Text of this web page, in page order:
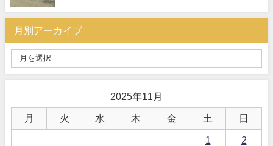
月別アーカイブ
2025年11月
月 火 水 木 金 土 日
1 2